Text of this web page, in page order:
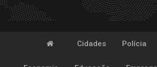
Cidades Polícia